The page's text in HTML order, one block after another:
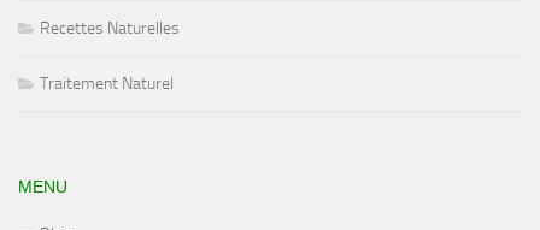
Recettes Naturelles
Traitement Naturel
MENU